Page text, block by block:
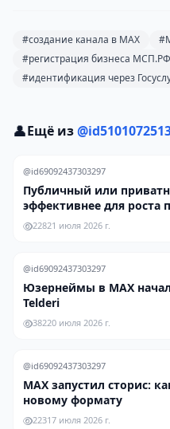
#создание канала в MAX
#регистрация бизнеса МСП.РФ
#идентификация через
👤Ещё из
@id69092437303297
Публичный или
эффективнее для роста
22821 июля 2026 г.
@id69092437303297
Юзернеймы в MAX
Telderi
38220 июля 2026 г.
@id69092437303297
MAX запустил сторис:
новому формату
22317 июля 2026 г.